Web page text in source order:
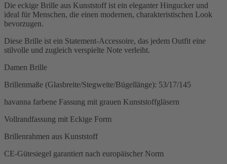
Die eckige Brille aus Kunststoff ist ein eleganter Hingucker und
ideal für Menschen, die einen modernen, charakteristischen Look
bevorzugen.
Diese Brille ist ein Statement-Accessoire, das jedem Outfit eine
stilvolle und zugleich verspielte Note verleiht.
Damen Brille
Brillenmaße (Glasbreite/Stegweite/Bügellänge): 53/17/145
havanna farbene Fassung mit grauen Kunststoffgläsern
Vollrandfassung mit Eckige Form
Brillenrahmen aus Kunststoff
CE-Gütesiegel garantiert nach europäischer Norm